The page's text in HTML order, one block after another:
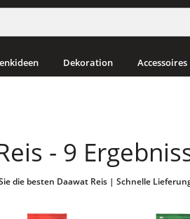
Dekoration Accessoires
- 9
die besten Daawat Reis | Schnelle